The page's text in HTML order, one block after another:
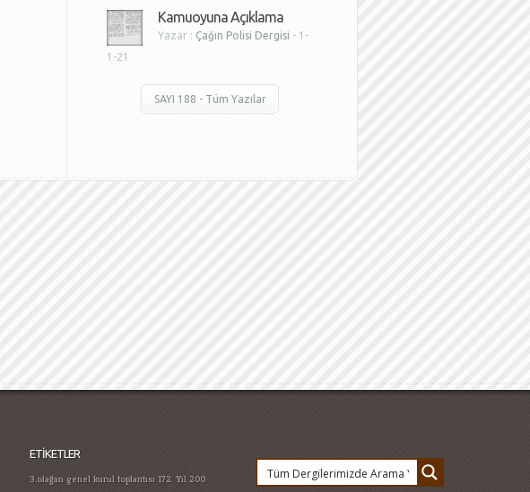
Kamuoyuna Açıklama
Yazar : Çağın Polisi Dergisi - 1-
1-21
SAYI 188 - Tüm Yazılar
bağımlılığı aralık 2016 şehitler
küçükosman atama nisan 2015 atatürkün dış